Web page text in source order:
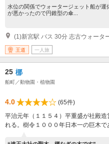
水位の関係でウォータージェット船が
が悪かったので円錐型の傘...
(1)新宮駅 バス 30分 志古ウォータ
王道 一人旅
25 梛
船町／動物園・植物園
4.0
(65件)
平治元年（１１５４）平重盛が社殿
れる。樹令１０００年日本一の巨木で